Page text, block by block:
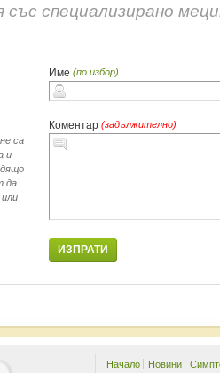
със специализирано
Име (по избор)
Коментар (задължително)
ИЗПРАТИ
са
и
да
Начало Новини